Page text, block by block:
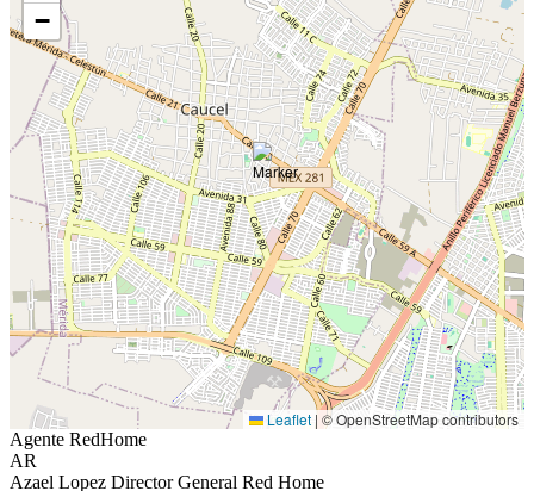
−
Leaflet | © OpenStreetMap contributors
Agente RedHome
AR
Azael Lopez Director General Red Home